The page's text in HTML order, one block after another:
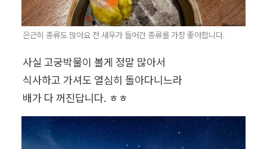
은근히 종류도 많아요 전 새우가 들어간 종류를 가장 좋아합니다.
사실 고궁박물이 볼게 정말 많아서
식사하고 가셔도 열심히 돌아다니느라
배가 다 꺼진답니다. ㅎㅎ